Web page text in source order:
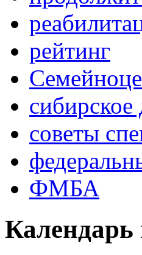
рейтинг
сибирское
советы
ФМБА
Календарь